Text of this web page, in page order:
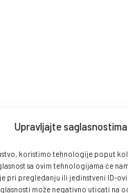
Upravljajte saglasnostima
koristimo tehnologije poput
sa ovim tehnologijama će
pri pregledanju ili jedinstveni ID-
može negativno uticati na